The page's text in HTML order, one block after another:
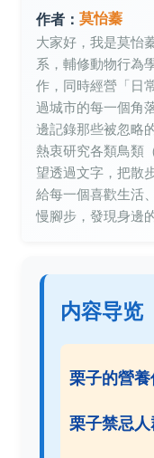
作者： 莫怡蓁
大家好，我是莫怡
系，輔修動物行為
作，同時經營「日
過城市的每一個角
邊記錄那些被忽略
熱衷研究各類鳥類
望透過文字，把散
給每一個喜歡生活
慢腳步，發現身邊
内容导览
栗子的營
栗子禁忌人